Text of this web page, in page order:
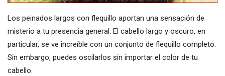
Los peinados largos con flequillo aportan una sensación de
misterio a tu presencia general. El cabello largo y oscuro, en
particular, se ve increíble con un conjunto de flequillo completo.
Sin embargo, puedes oscilarlos sin importar el color de tu
cabello.